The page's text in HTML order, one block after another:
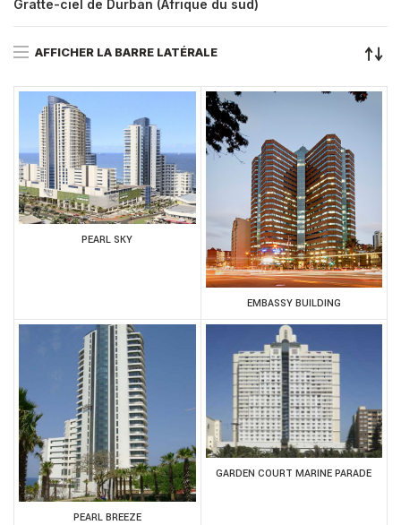
Gratte-ciel de Durban (Afrique du sud)
AFFICHER LA BARRE LATÉRALE
PEARL SKY
EMBASSY BUILDING
PEARL BREEZE
GARDEN COURT MARINE PARADE